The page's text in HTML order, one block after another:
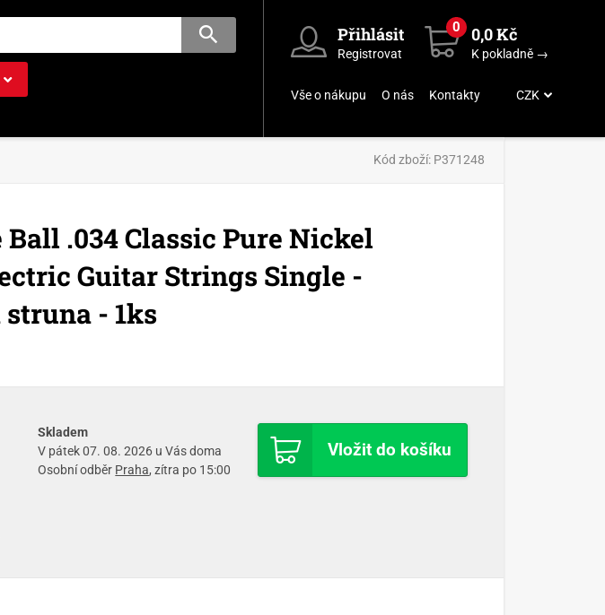
Přihlásit
Registrovat
0 0,0 Kč
K pokladně →
Vše o nákupu O nás Kontakty CZK
Kód zboží: P371248
Ball .034 Classic Pure Nickel
Guitar Strings Single -
- 1ks
Vložit do košíku
Skladem
V pátek 07. 08. 2026 u Vás doma
Osobní odběr Praha, zítra po 15:00